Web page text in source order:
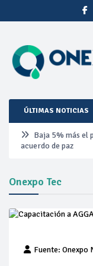
ÚLTIMAS NOTICIAS
Baja 5% más el
acuerdo de paz
Aumentan 83%
está lejos de la meta
Medio Oriente
Onexpo Tec
Fuente: Onexpo